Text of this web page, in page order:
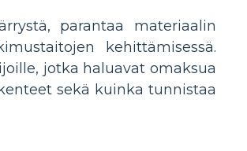
parantaa materiaalin
kehittämisessä.
jotka haluavat omaksua
sekä kuinka tunnistaa